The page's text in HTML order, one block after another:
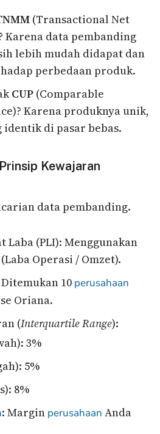
(Transactional Net
Karena data pembanding
lebih mudah didapat dan
perbedaan produk.
CUP (Comparable
Karena produknya unik,
di pasar bebas.
Kewajaran
data pembanding.
(PLI): Menggunakan
(Laba Operasi / Omzet).
10 perusahaan
Oriana.
(Interquartile Range):
3%
5%
8%
: Margin perusahaan Anda